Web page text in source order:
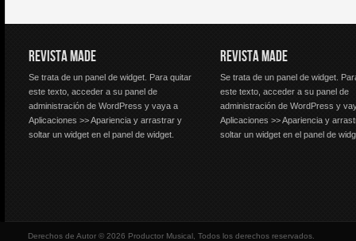
REVISTA MADE
Se trata de un panel de widget. Para quitar
este texto, acceder a su panel de
administración de WordPress y vaya a
Aplicaciones >> Apariencia y arrastrar y
soltar un widget en el panel de widget.
REVISTA MADE
Se trata de un panel de widget.
este texto, acceder a su panel de
administración de WordPress y
Aplicaciones >> Apariencia y
soltar un widget en el panel de
Derechos de Autor © 2026 Productor Musical, Todos los derechos reservados.